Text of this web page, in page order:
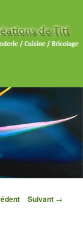
des articles
Suivant →